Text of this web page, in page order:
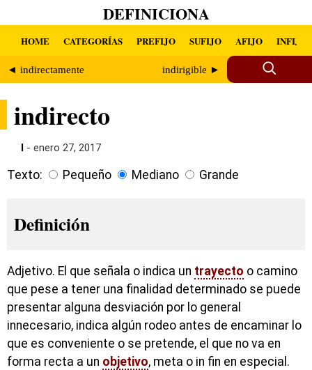
DEFINICIONA
HOME CATEGORÍAS PREFIJO SUFIJO AFIJO INFIJO
◄ indirectamente indirigible ►
indirecto
I - enero 27, 2017
Texto: Pequeño Mediano Grande
Definición
Adjetivo. El que señala o indica un trayecto o camino
que pese a tener una finalidad determinado se puede
presentar alguna desviación por lo general
innecesario, indica algún rodeo antes de encaminar lo
que es conveniente o se pretende, el que no va en
forma recta a un objetivo, meta o in fin en especial.